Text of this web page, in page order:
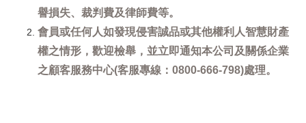
譽損失、裁判費及律師費等。
會員或任何人如發現侵害誠品或其他權利人智慧財產
權之情形，歡迎檢舉，並立即通知本公司及關係企業
之顧客服務中心(客服專線：0800-666-798)處理。